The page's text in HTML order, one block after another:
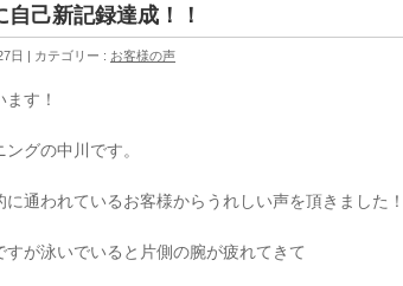
自己新記録達成！！
日 | カテゴリー : お客様の声
す！
グの中川です。
に通われているお客様からうれしい声を頂きました！
すが泳いでいると片側の腕が疲れてきて